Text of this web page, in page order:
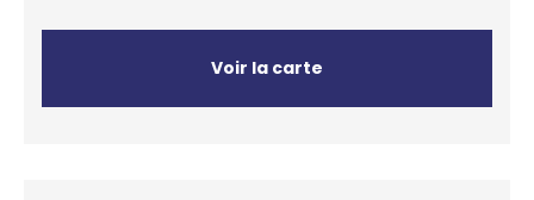
Voir la carte